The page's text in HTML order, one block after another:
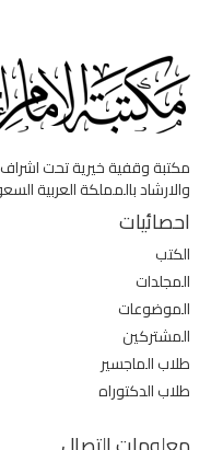
مكتبة وقفية خيرية تحت
والارشاد بالمملكة العربية
احصائيات
الكتب
المجلدات
الموضوعات
المشتركين
طلاب الماجسير
طلاب الدكتوراه